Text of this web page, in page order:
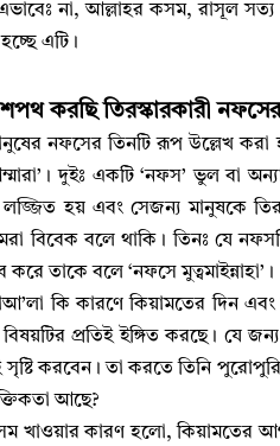
না,আল্লাহর কসম,রাসূল সত্য
এটি ।
করছি তিরস্কারকারী নফসের
নফসের তিনটি রূপ উল্লেখ করা
। দুইঃ একটি ‘নফস’ ভুল বা
হয় এবং সেজন্য মানুষকে
বিবেক বলে থাকি। তিনঃ যে
করে তাকে বলে ‘নফসে মুত্বমাইন্নাহা’ ।
কি কারণে কিয়ামতের দিন এবং
প্রতিই ইঙ্গিত করছে। যে
করবেন। তা করতে তিনি
আছে?
খাওয়ার কারণ হলো,কিয়ামতের